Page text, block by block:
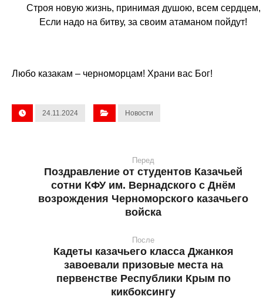
Строя новую жизнь, принимая душою, всем сердцем,
Если надо на битву, за своим атаманом пойдут!
Любо казакам – черноморцам! Храни вас Бог!
24.11.2024 Новости
Перед
Поздравление от студентов Казачьей
сотни КФУ им. Вернадского с Днём
возрождения Черноморского казачьего
войска
После
Кадеты казачьего класса Джанкоя
завоевали призовые места на
первенстве Республики Крым по
кикбоксингу